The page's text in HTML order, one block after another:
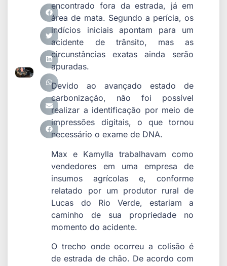
encontrado fora da estrada, já em
área de mata. Segundo a perícia, os
indícios iniciais apontam para um
acidente de trânsito, mas as
circunstâncias exatas ainda serão
apuradas.
Devido ao avançado estado de
carbonização, não foi possível
realizar a identificação por meio de
impressões digitais, o que tornou
necessário o exame de DNA.
Max e Kamylla trabalhavam como
vendedores em uma empresa de
insumos agrícolas e, conforme
relatado por um produtor rural de
Lucas do Rio Verde, estariam a
caminho de sua propriedade no
momento do acidente.
O trecho onde ocorreu a colisão é
de estrada de chão. De acordo com